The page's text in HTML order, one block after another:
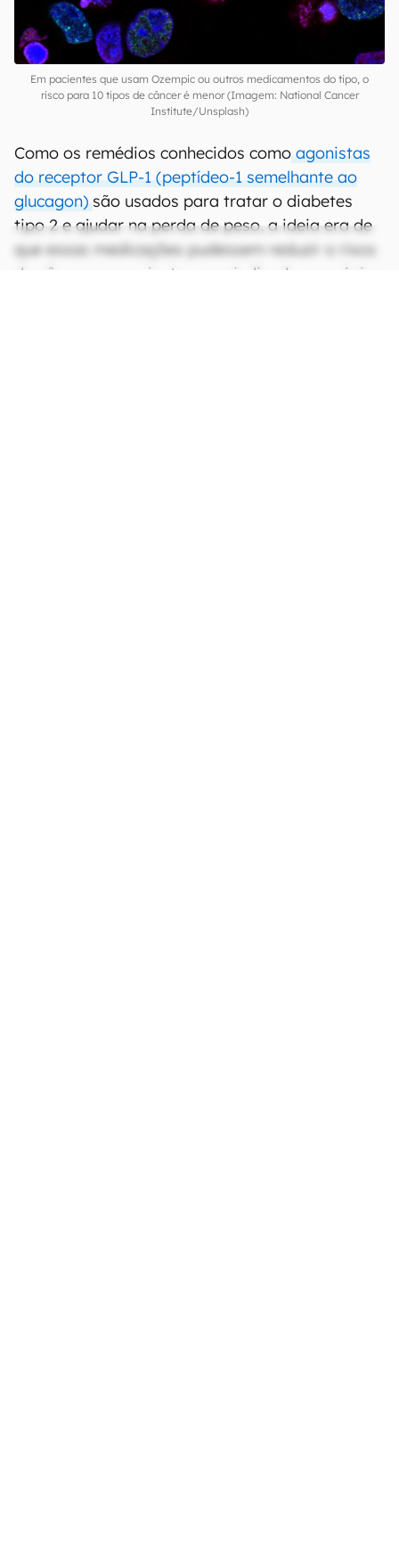
Em pacientes que usam Ozempic ou outros medicamentos do tipo, o
risco para 10 tipos de câncer é menor (Imagem: National Cancer
Institute/Unsplash)
Como os remédios conhecidos como agonistas
do receptor GLP-1 (peptídeo-1 semelhante ao
glucagon) são usados para tratar o diabetes
tipo 2 e ajudar na perda de peso, a ideia era de
que essas medicações pudessem reduzir o risco
do câncer em pacientes sem indicadores prévios